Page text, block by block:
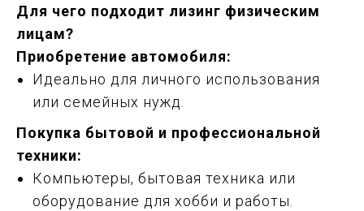
Для чего подходит лизинг физическим
лицам?
Приобретение автомобиля:
Идеально для личного использования
или семейных нужд.
Покупка бытовой и профессиональной
техники:
Компьютеры, бытовая техника или
оборудование для хобби и работы.